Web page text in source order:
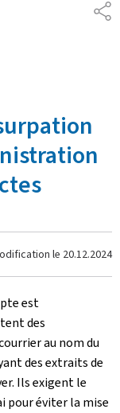
le 20.12.2024
est
des
au nom du
des extraits de
Ils exigent le
pour éviter la mise